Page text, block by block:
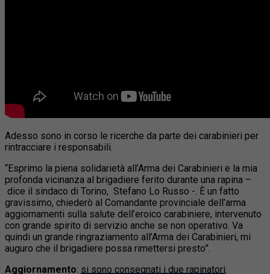
Adesso sono in corso le ricerche da parte dei carabinieri per
rintracciare i responsabili.
“Esprimo la piena solidarietà all’Arma dei Carabinieri e la mia
profonda vicinanza al brigadiere ferito durante una rapina –
dice il sindaco di Torino, Stefano Lo Russo -. È un fatto
gravissimo, chiederò al Comandante provinciale dell’arma
aggiornamenti sulla salute dell’eroico carabiniere, intervenuto
con grande spirito di servizio anche se non operativo. Va
quindi un grande ringraziamento all’Arma dei Carabinieri, mi
auguro che il brigadiere possa rimettersi presto”.
Aggiornamento: si sono consegnati i due rapinatori.